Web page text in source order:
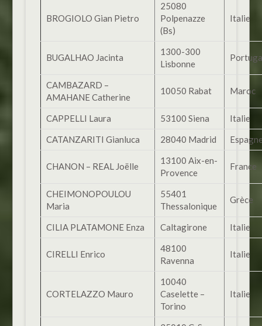
BROGIOLO Gian Pietro
25080
Polpenazze
(Bs)
Italie
BUGALHAO Jacinta
1300-300
Lisbonne
CAMBAZARD –
AMAHANE Catherine
10050 Rabat Maroc
CAPPELLI Laura 53100 Siena
Italie
CATANZARITI Gianluca
28040 Madrid
CHANON – REAL Joëlle
13100 Aix-en-
Provence
France
CHEIMONOPOULOU
Maria
55401
Thessalonique
Grèce
CILIA PLATAMONE Enza Caltagirone Italie
CIRELLI Enrico
48100
Ravenna
Italie
CORTELAZZO Mauro
10040
Caselette –
Torino
Italie